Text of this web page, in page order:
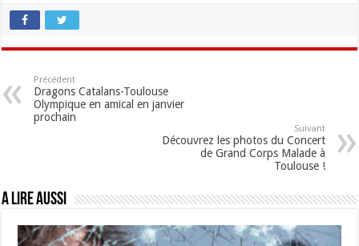
Précédent
Dragons Catalans-Toulouse
Olympique en amical en janvier
prochain
Suivant
Découvrez les photos du Concert
de Grand Corps Malade à
Toulouse !
A lire aussi